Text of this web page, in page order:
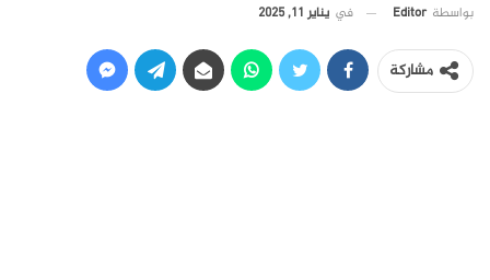
بواسطة Editor في يناير 11, 2025
مشاركة